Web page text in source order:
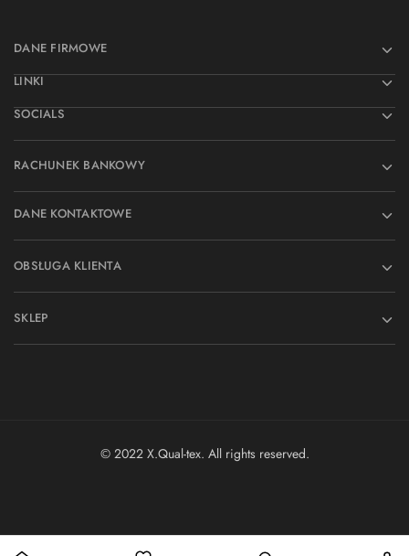
DANE FIRMOWE
LINKI
SOCIALS
RACHUNEK BANKOWY
DANE KONTAKTOWE
OBSŁUGA KLIENTA
SKLEP
© 2022 X.Qual-tex. All rights reserved.